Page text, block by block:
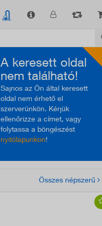
A keresett oldal
nem található!
Sajnos az Ön által keresett
oldal nem érhető el
szerverünkön. Kérjük
ellenőrizze a címet, vagy
folytassa a böngészést
nyitólapunkon!
Összes népszerű